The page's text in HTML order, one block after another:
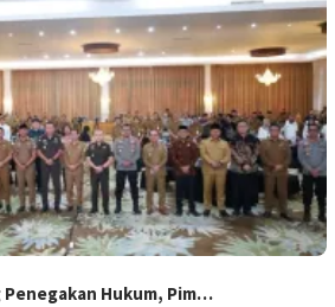
Penegakan Hukum, Pim…